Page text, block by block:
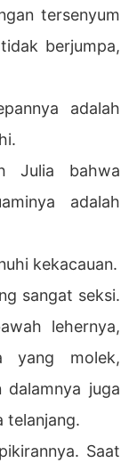
tersenyum
berjumpa,
adalah
Julia bahwa
adalah
kekacauan.
sangat seksi.
lehernya,
yang molek,
dalamnya juga
telanjang.
Saat